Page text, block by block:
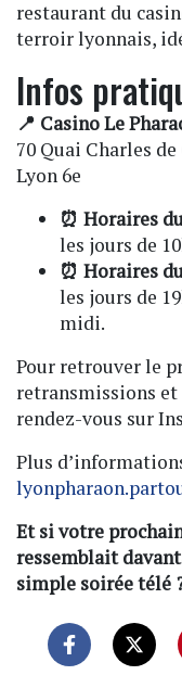
restaurant du
terroir lyonnais,
Infos
📍 Casino Le
70 Quai Charles
Lyon 6e
⏰ Horaires
les jours de
⏰ Horaires
les jours de
midi.
Pour retrouver le
retransmissions
rendez-vous sur
Plus
Et si votre
ressemblait
simple soirée télé